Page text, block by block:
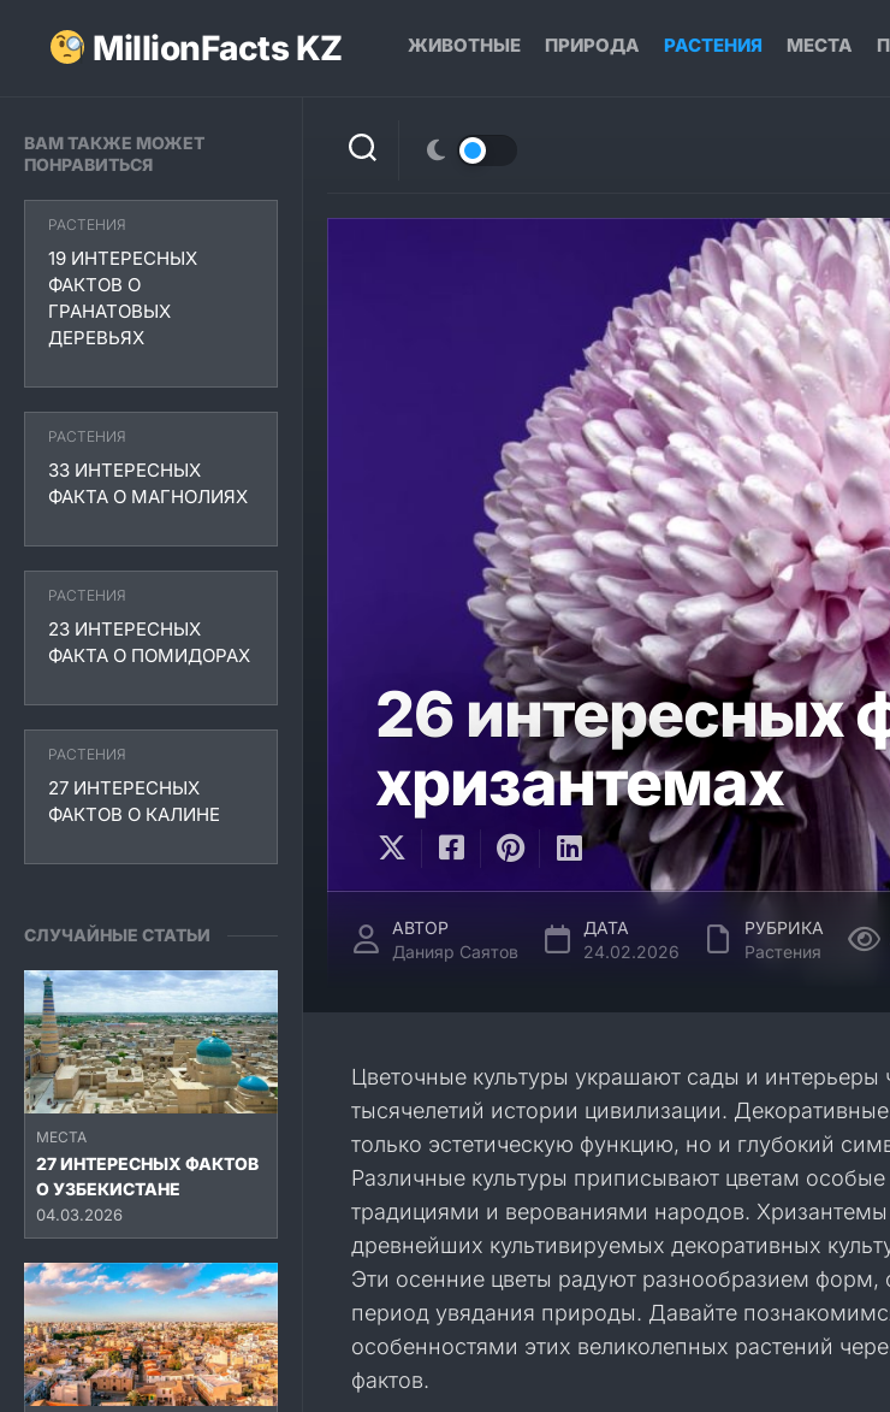
содержаниюMillionFacts KZ ЖИВОТНЫЕ ПРИРОДА РАСТЕНИЯ МЕСТА
ВАМ ТАКЖЕ МОЖЕТ
ПОНРАВИТЬСЯ
РАСТЕНИЯ
19 ИНТЕРЕСНЫХ
ФАКТОВ О
ГРАНАТОВЫХ
ДЕРЕВЬЯХ
РАСТЕНИЯ
33 ИНТЕРЕСНЫХ
ФАКТА О МАГНОЛИЯХ
РАСТЕНИЯ
23 ИНТЕРЕСНЫХ
ФАКТА О ПОМИДОРАХ
РАСТЕНИЯ
27 ИНТЕРЕСНЫХ
ФАКТОВ О КАЛИНЕ
СЛУЧАЙНЫЕ СТАТЬИ
МЕСТА
27 ИНТЕРЕСНЫХ ФАКТОВ
О УЗБЕКИСТАНЕ
04.03.2026
26 интересных
хризантемах
АВТОР
Данияр Саятов
ДАТА
24.02.2026
РУБРИКА
Растения
Цветочные культуры украшают сады и интерьеры
тысячелетий истории цивилизации.
только эстетическую функцию, но и глубокий
Различные культуры приписывают цветам
традициями и верованиями народов.
древнейших культивируемых декоративных
Эти осенние цветы радуют разнообразием форм,
период увядания природы. Давайте
особенностями этих великолепных растений
фактов.